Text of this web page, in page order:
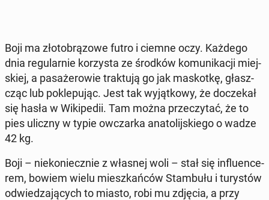
Boji ma zło­to­brą­zo­we futro i ciemne oczy. Każdego
dnia re­gu­lar­nie ko­rzy­sta ze środków ko­mu­ni­ka­cji miej­
skiej, a pa­sa­że­ro­wie trak­tu­ją go jak ma­skot­kę, głasz­
cząc lub po­kle­pu­jąc. Jest tak wy­jąt­ko­wy, że do­cze­kał
się hasła w Wi­ki­pe­dii. Tam można prze­czy­tać, że to
pies uliczny w typie owczar­ka ana­to­lij­skie­go o wadze
42 kg.
Boji – nie­ko­niecz­nie z własnej woli – stał się in­flu­en­ce­
rem, bowiem wielu miesz­kań­ców Stam­bu­łu i tu­ry­stów
od­wie­dza­ją­cych to miasto, robi mu zdjęcia, a przy